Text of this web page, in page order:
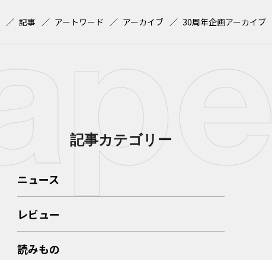
記事 アートワード アーカイブ 30周年企画アーカイブ
記事カテゴリー
ニュース
レビュー
読みもの